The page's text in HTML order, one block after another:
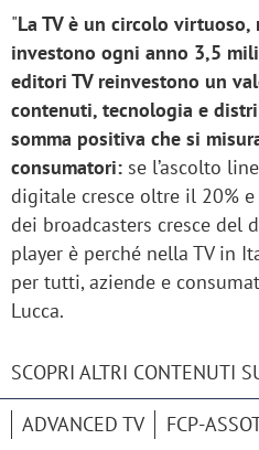
"La TV è un circolo
investono ogni anno 3,5
editori TV reinvestono un
contenuti, tecnologia e
somma positiva che si
consumatori: se l’ascolto
digitale cresce oltre il 20% e
dei broadcasters cresce
player è perché nella TV in
per tutti, aziende e
Lucca.
SCOPRI ALTRI CONTENUTI
ADVANCED TV FCP-